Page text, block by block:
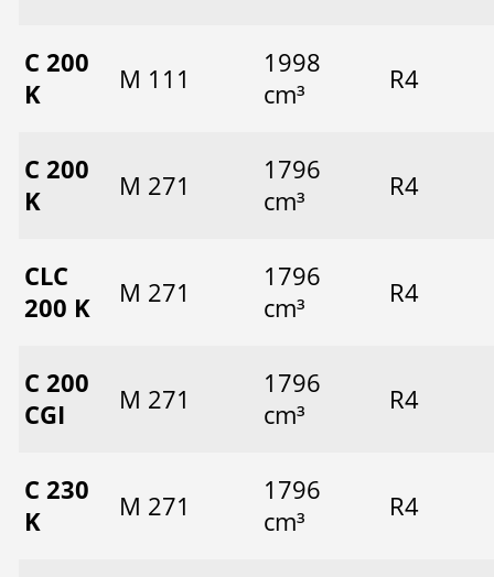
C 200
K
M 111
1998
cm³
R4
C 200
K
M 271
1796
cm³
R4
CLC
200 K
M 271
1796
cm³
R4
C 200
CGI
M 271
1796
cm³
R4
C 230
K
M 271
1796
cm³
R4